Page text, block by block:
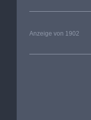
Anzeige von 1902